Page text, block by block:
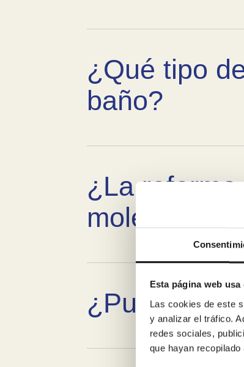
Esta página web usa
Las cookies de este
y analizar el tráfico.
redes sociales,
que hayan
¿Qué tipo
baño?
¿La
molestias en
¿Puedo